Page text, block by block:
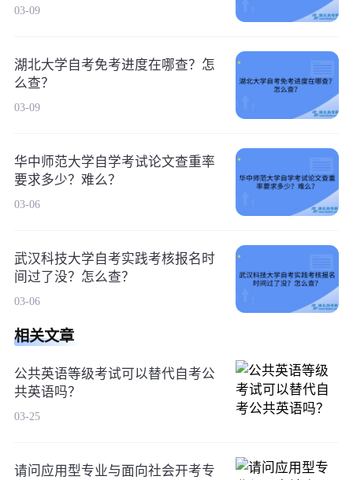
03-09
湖北大学自考免考进度在哪查？怎
么查？
03-09
华中师范大学自学考试论文查重率
要求多少？难么？
03-06
武汉科技大学自考实践考核报名时
间过了没？怎么查？
03-06
相关文章
公共英语等级考试可以替代自考公
共英语吗？
03-25
请问应用型专业与面向社会开考专